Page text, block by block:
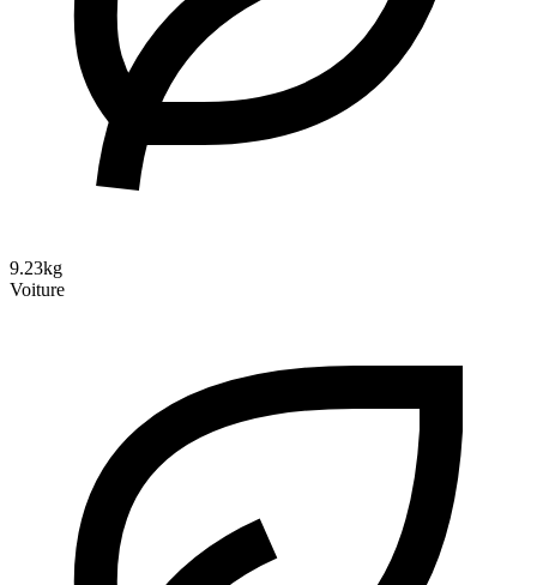
9.23kg
Voiture